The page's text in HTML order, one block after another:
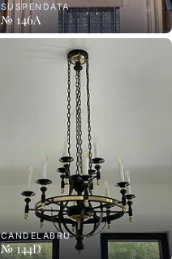
SUSPENDATA
№ 146A
CANDELABRU
№ 144D